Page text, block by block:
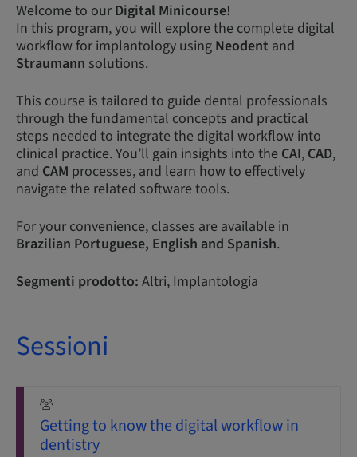
Welcome to our Digital Minicourse!
In this program, you will explore the complete digital
workflow for implantology using Neodent and
Straumann solutions.
This course is tailored to guide dental professionals
through the fundamental concepts and practical
steps needed to integrate the digital workflow into
clinical practice. You’ll gain insights into the CAI, CAD,
and CAM processes, and learn how to effectively
navigate the related software tools.
For your convenience, classes are available in
Brazilian Portuguese, English and Spanish.
Segmenti prodotto: Altri, Implantologia
Sessioni
Getting to know the digital workflow in
dentistry